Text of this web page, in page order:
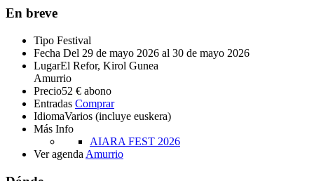
En breve
Tipo Festival
Fecha Del 29 de mayo 2026 al 30 de mayo 2026
LugarEl Refor, Kirol Gunea
Amurrio
Precio52 € abono
Entradas Comprar
IdiomaVarios (incluye euskera)
Más Info
AIARA FEST 2026
Ver agenda Amurrio